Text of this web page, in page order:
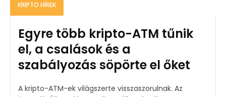
KRIPTO HÍREK
Egyre több kripto-ATM tűnik
el, a csalások és a
szabályozás söpörte el őket
A kripto-ATM-ek világszerte visszaszorulnak. Az